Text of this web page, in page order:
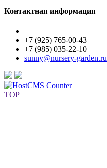
Контактная информация
+7 (925) 765-00-43
+7 (985) 035-22-10
sunny@nursery-garden.ru
TOP